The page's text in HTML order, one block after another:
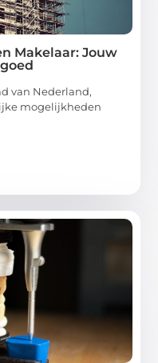
Makelaar: Jouw
van Nederland,
mogelijkheden